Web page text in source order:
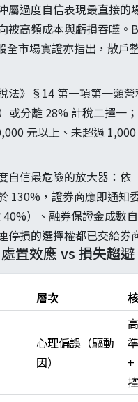
屬過度自信表現最直接
被高頻成本與虧損吞噬
市場實證亦指出，散戶
法》§14 第一項第一類
或分離 28% 計稅二擇一
元以上、未超過
自信最危險的放大器：
130%，證券商應即通
）、融券保證金成數
停損的選擇權都已交給券
置效應 vs 損失趨
層次
心理偏誤（驅動
因）
+